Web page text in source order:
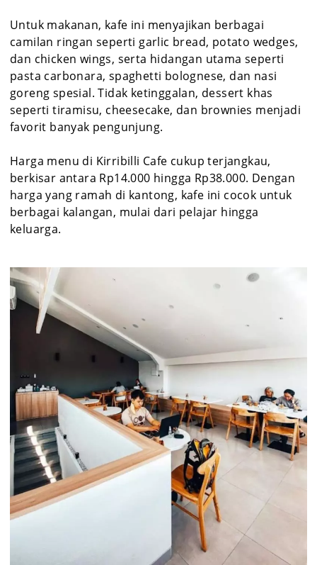
Untuk makanan, kafe ini menyajikan berbagai
camilan ringan seperti garlic bread, potato wedges,
dan chicken wings, serta hidangan utama seperti
pasta carbonara, spaghetti bolognese, dan nasi
goreng spesial. Tidak ketinggalan, dessert khas
seperti tiramisu, cheesecake, dan brownies menjadi
favorit banyak pengunjung.
Harga menu di Kirribilli Cafe cukup terjangkau,
berkisar antara Rp14.000 hingga Rp38.000. Dengan
harga yang ramah di kantong, kafe ini cocok untuk
berbagai kalangan, mulai dari pelajar hingga
keluarga.